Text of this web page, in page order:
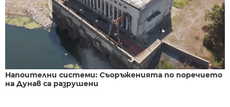
Напоителни системи: Съоръженията по поречието
на Дунав са разрушени